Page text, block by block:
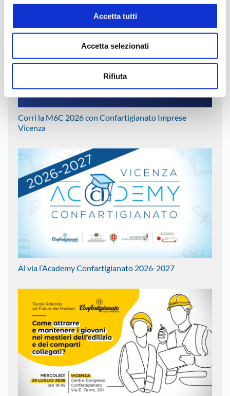
Accetta tutti
Accetta selezionati
Rifiuta
Corri la M6C 2026 con Confartigianato Imprese
Vicenza
Al via l’Academy Confartigianato 2026-2027